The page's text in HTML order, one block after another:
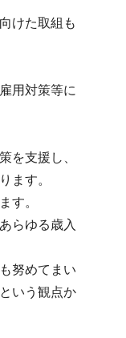
けた取組も
用対策等に
を支援し、
ます。
す。
らゆる歳入
努めてまい
いう観点か